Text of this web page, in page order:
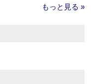
もっと見る »